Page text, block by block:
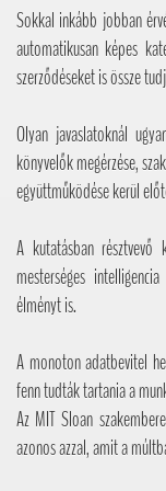
Sokkal inkább jobban
automatikusan képes
szerződéseket is össze
Olyan javaslatoknál
könyvelők megérzése,
együttműködése kerül
A kutatásban
mesterséges
élményt is.
A monoton adatbevitel
fenn tudták tartania a
Az MIT Sloan
azonos azzal, amit a